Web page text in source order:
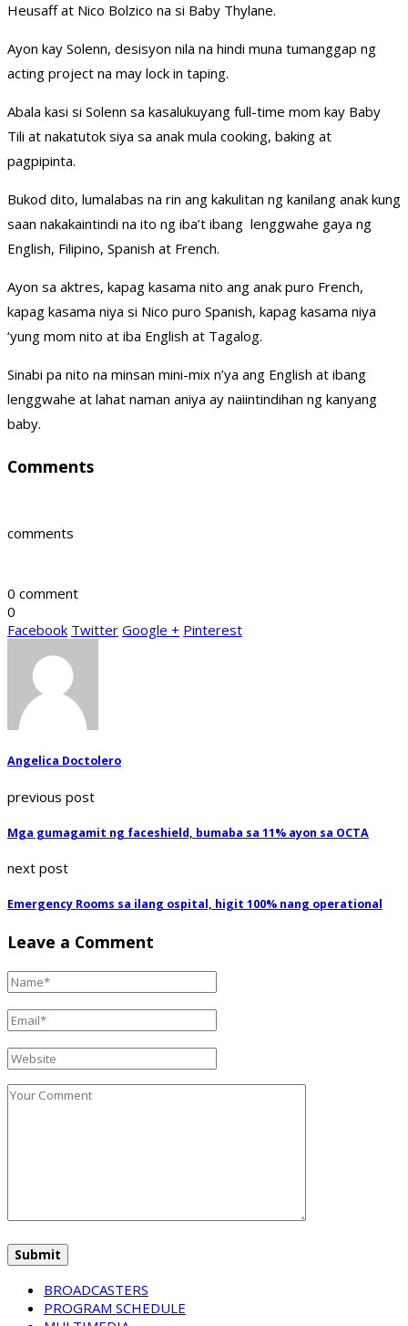
Heusaff at Nico Bolzico na si Baby Thylane.
Ayon kay Solenn, desisyon nila na hindi muna tumanggap ng
acting project na may lock in taping.
Abala kasi si Solenn sa kasalukuyang full-time mom kay Baby
Tili at nakatutok siya sa anak mula cooking, baking at
pagpipinta.
Bukod dito, lumalabas na rin ang kakulitan ng kanilang anak kung
saan nakakaintindi na ito ng iba’t ibang lenggwahe gaya ng
English, Filipino, Spanish at French.
Ayon sa aktres, kapag kasama nito ang anak puro French,
kapag kasama niya si Nico puro Spanish, kapag kasama niya
‘yung mom nito at iba English at Tagalog.
Sinabi pa nito na minsan mini-mix n’ya ang English at ibang
lenggwahe at lahat naman aniya ay naiintindihan ng kanyang
baby.
Comments
comments
0 comment
0
Facebook Twitter Google + Pinterest
Angelica Doctolero
previous post
Mga gumagamit ng faceshield, bumaba sa 11% ayon sa OCTA
next post
Emergency Rooms sa ilang ospital, higit 100% nang operational
Leave a Comment
BROADCASTERS
PROGRAM SCHEDULE